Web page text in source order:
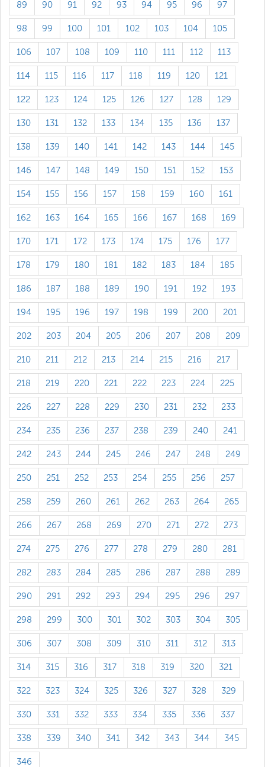
89 90 91 92 93 94 95 96 97
98 99 100 101 102 103 104 105
106 107 108 109 110 111 112 113
114 115 116 117 118 119 120 121
122 123 124 125 126 127 128 129
130 131 132 133 134 135 136 137
138 139 140 141 142 143 144 145
146 147 148 149 150 151 152 153
154 155 156 157 158 159 160 161
162 163 164 165 166 167 168 169
170 171 172 173 174 175 176 177
178 179 180 181 182 183 184 185
186 187 188 189 190 191 192 193
194 195 196 197 198 199 200 201
202 203 204 205 206 207 208 209
210 211 212 213 214 215 216 217
218 219 220 221 222 223 224 225
226 227 228 229 230 231 232 233
234 235 236 237 238 239 240 241
242 243 244 245 246 247 248 249
250 251 252 253 254 255 256 257
258 259 260 261 262 263 264 265
266 267 268 269 270 271 272 273
274 275 276 277 278 279 280 281
282 283 284 285 286 287 288 289
290 291 292 293 294 295 296 297
298 299 300 301 302 303 304 305
306 307 308 309 310 311 312 313
314 315 316 317 318 319 320 321
322 323 324 325 326 327 328 329
330 331 332 333 334 335 336 337
338 339 340 341 342 343 344 345
346